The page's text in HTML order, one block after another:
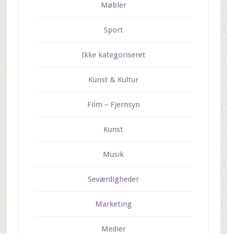
Møbler
Sport
Ikke kategoriseret
Kunst & Kultur
Film – Fjernsyn
Kunst
Musik
Seværdigheder
Marketing
Medier